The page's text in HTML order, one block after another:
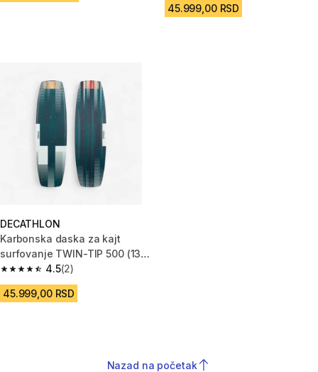
45.999,00 RSD
DECATHLON
Karbonska daska za kajt
surfovanje TWIN-TIP 500 (136
x 40,5 cm)4.5
4.5 od 5 zvezdica from 2 Recenzije
(2)
45.999,00 RSD
Nazad na početak